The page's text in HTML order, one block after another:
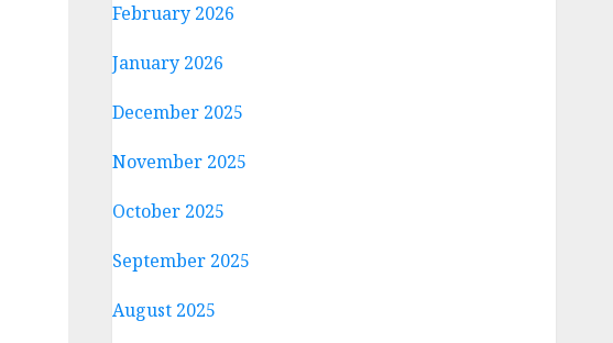
February 2026
January 2026
December 2025
November 2025
October 2025
September 2025
August 2025